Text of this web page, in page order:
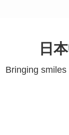
日
Bringing